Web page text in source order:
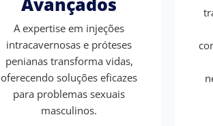
A expertise em injeções
intracavernosas e próteses
penianas transforma vidas,
oferecendo soluções eficazes
para problemas sexuais
masculinos.